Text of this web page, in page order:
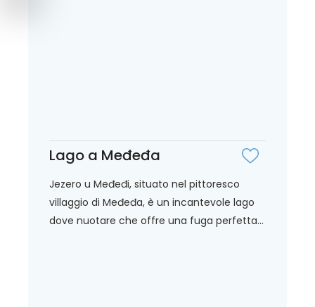
Lago a Međeđa
Jezero u Međeđi, situato nel pittoresco
villaggio di Međeđa, è un incantevole lago
dove nuotare che offre una fuga perfetta...